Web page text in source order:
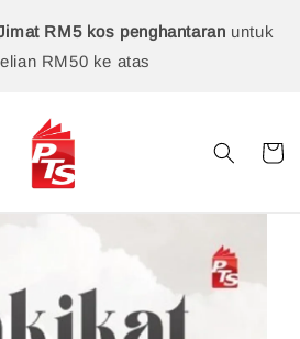
RM5 kos penghantaran untuk
RM50 ke atas